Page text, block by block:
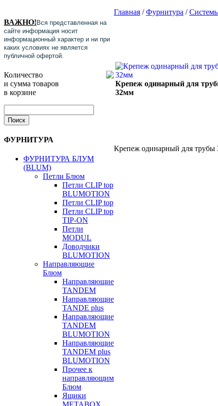
ВАЖНО! Вся представленная на
сайте информация носит
информационный характер и ни при
каких условиях не является
публичной офертой.
Количество
и сумма товаров
в корзине
ФУРНИТУРА
ФУРНИТУРА БЛУМ
(BLUM)
Петли Блюм
Петли CLIP top
BLUMOTION
Петли CLIP top
Петли CLIP top
TIP-ON
Петли
MODUL
Доводчики
BLUMOTION
Направляющие
Блюм
Направляющие
TANDEM
Направляющие
TANDE plus
Направляющие
TANDEM
BLUMOTION
Направляющие
TANDEM plus
BLUMOTION
Прочее к
направляющим
Блюм
Ящики
METABOX
Главная /Фурнитура /
Крепеж одинарный для
32мм
Крепеж одинарный для